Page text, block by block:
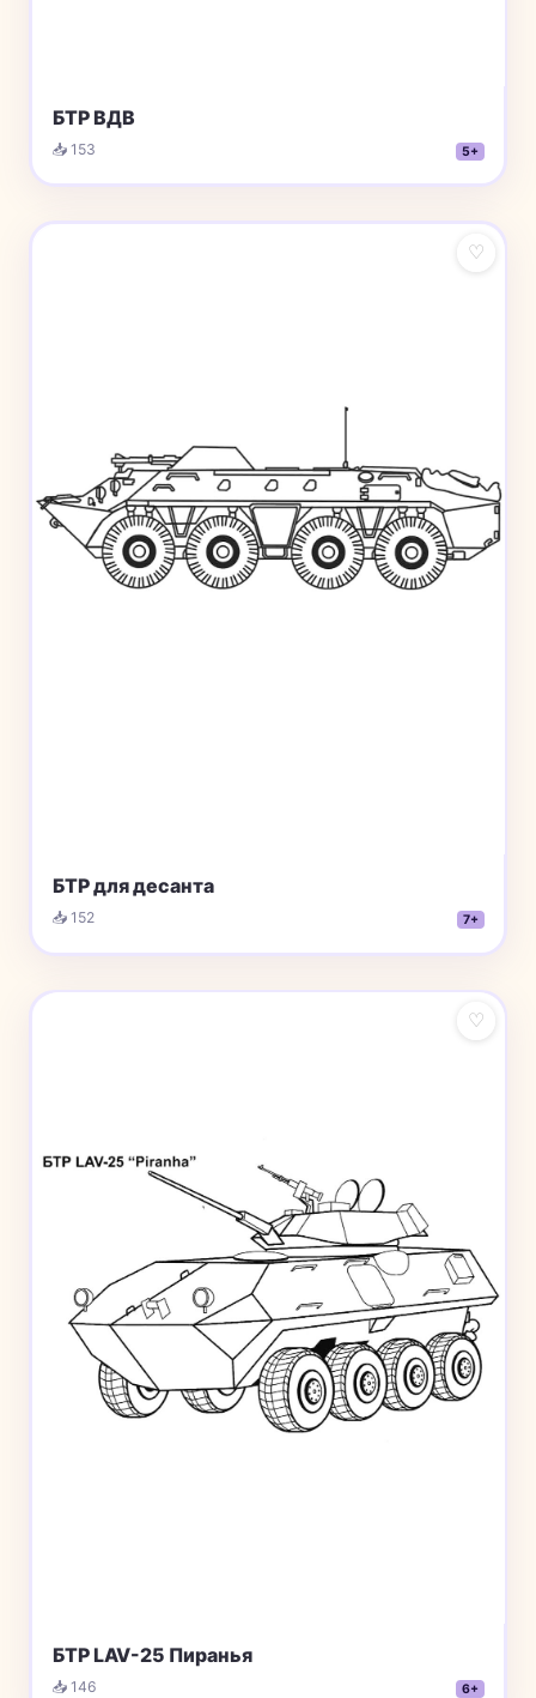
БТР ВДВ
📥 153 5+
♡
БТР для десанта
📥 152 7+
♡
БТР LAV-25 Пиранья
📥 146 6+